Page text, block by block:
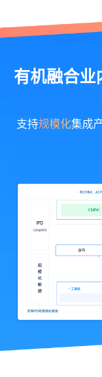
有机融合业
支持规模化集成